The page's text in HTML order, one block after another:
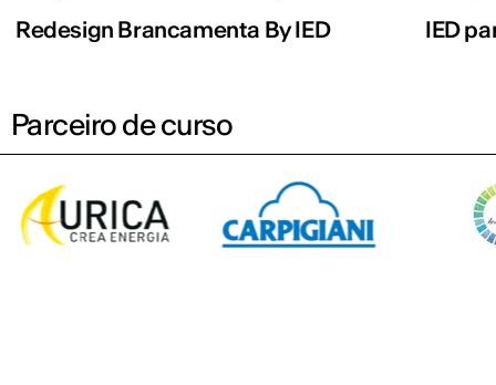
Redesign Brancamenta By IED IED
Parceiro de curso